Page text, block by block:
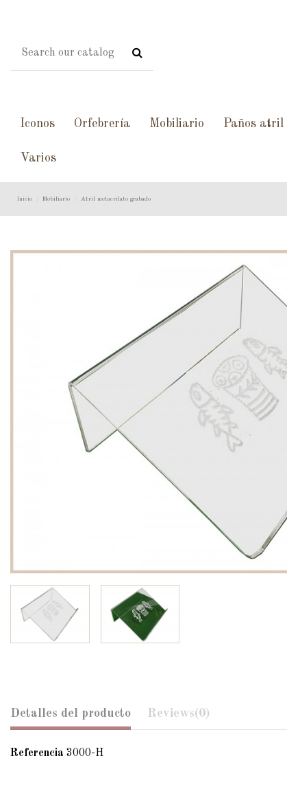
Iconos Orfebrería Mobiliario Paños atril
Varios
Inicio Mobiliario Atril metacrilato grabado
Detalles del producto Reviews(0)
Referencia 3000-H